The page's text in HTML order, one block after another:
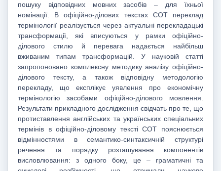
пошуку відповідних мовних засобів – для їхньої
номінації. В офіційно-ділових текстах СОТ переклад
термінології реалізується через актуальні перекладацькі
трансформації, які вписуються у рамки офіційно-
ділового стилю й перевага надається найбільш
вживаним типам трансформацій. У науковій статті
запропоновано комплексну методику аналізу офіційно-
ділового тексту, а також відповідну методологію
перекладу, що експлікує уявлення про економічну
термінологію засобами офіційно-ділового мовлення.
Результати прикладного дослідження свідчать про те, що
протиставлення англійських та українських спеціальних
термінів в офіційно-діловому тексті СОТ пояснюється
відмінностями в семантико-синтаксичній структурі
речення та порядку розташування компонентів
висловлювання: з одного боку, це – граматичні та